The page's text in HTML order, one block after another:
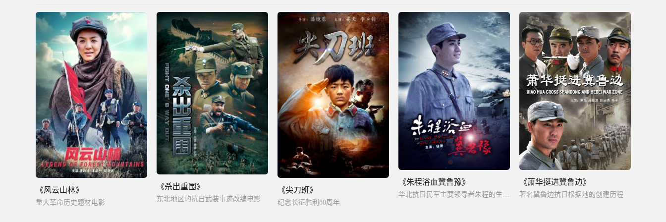
《风云山林》
重大革命历史题材电影
《杀出重围》
东北地区的抗日武装事迹改编电影
《尖刀班》
纪念长征胜利80周年
《朱程浴血冀鲁豫》 《萧华挺进冀鲁边》
著名冀鲁边抗日根据地的创建历程